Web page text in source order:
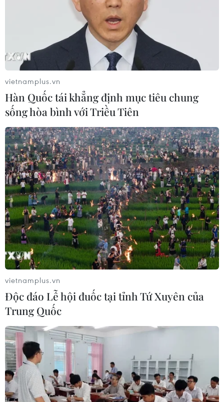
#Ủy ban Nhân dân tỉnh Lai Châu
#Khám sức khỏe
#NQ 72-bt Lai Châu
Theo dõi VietnamPlus
NGHỊ QUYẾT 72 - ĐỘT PHÁ TRONG Y TẾ
Công nghệ Robot Da Vinci nâng cao
năng lực phẫu thuật chuyên sâu tại Bệnh viện K
Hà Nội kiểm soát chặt chẽ, minh bạch bữa ăn
bán trú trước thềm năm học mới
Siết giám định, kiểm soát chặt chi phí khám
chữa bệnh bảo hiểm y tế
Điều trị hiệu quả ca ung thư phổi mang đồng
thời hai đột biến gen hiếm gặp
Giao chỉ tiêu bao phủ bảo hiểm y tế toàn quốc
đạt 100% vào năm 2030
TIN LIÊN QUAN
vietnamplus.vn
Hàn Quốc tái khẳng định mục tiêu chung
sống hòa bình với Triều Tiên
vietnamplus.vn
Độc đáo Lễ hội đuốc tại tỉnh Tứ Xuyên của
Trung Quốc